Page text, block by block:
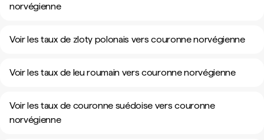
norvégienne
Voir les taux de zloty polonais vers couronne norvégienne
Voir les taux de leu roumain vers couronne norvégienne
Voir les taux de couronne suédoise vers couronne
norvégienne